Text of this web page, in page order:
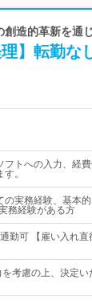
造的革新を通
理】転勤
トへの入力、経
。
実務経験、基本
務経験がある方
勤可 【雇い入れ
考慮の上、決定